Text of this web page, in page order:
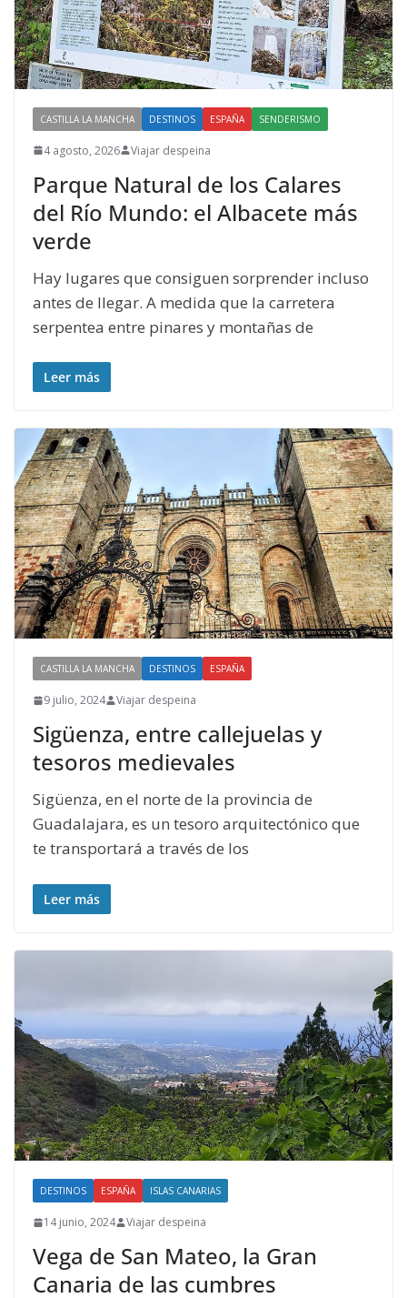
CASTILLA LA MANCHA DESTINOS ESPAÑA SENDERISMO
4 agosto, 2026 Viajar despeina
Parque Natural de los Calares
del Río Mundo: el Albacete más
verde
Hay lugares que consiguen sorprender incluso
antes de llegar. A medida que la carretera
serpentea entre pinares y montañas de
Leer más
CASTILLA LA MANCHA DESTINOS ESPAÑA
9 julio, 2024 Viajar despeina
Sigüenza, entre callejuelas y
tesoros medievales
Sigüenza, en el norte de la provincia de
Guadalajara, es un tesoro arquitectónico que
te transportará a través de los
Leer más
DESTINOS ESPAÑA ISLAS CANARIAS
14 junio, 2024 Viajar despeina
Vega de San Mateo, la Gran
Canaria de las cumbres